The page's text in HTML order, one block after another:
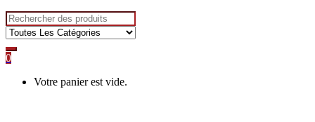
Recherche
pour:
0
Votre panier est vide.